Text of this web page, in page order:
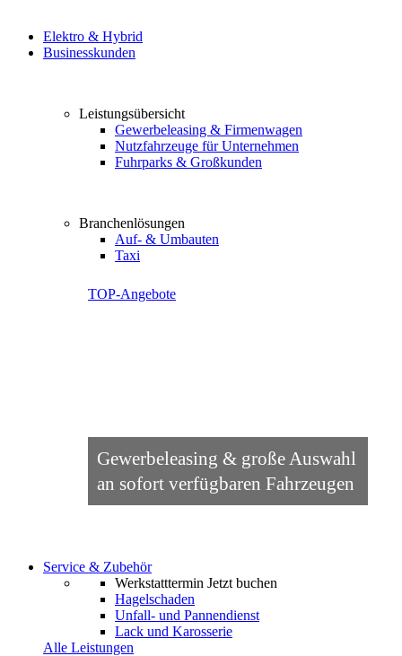
Elektro & Hybrid
Businesskunden
Leistungsübersicht
Gewerbeleasing & Firmenwagen
Nutzfahrzeuge für Unternehmen
Fuhrparks & Großkunden
Branchenlösungen
Auf- & Umbauten
Taxi
TOP-Angebote
Gewerbeleasing & große Auswahl
an sofort verfügbaren Fahrzeugen
Service & Zubehör
Werkstatttermin Jetzt buchen
Hagelschaden
Unfall- und Pannendienst
Lack und Karosserie
Alle Leistungen